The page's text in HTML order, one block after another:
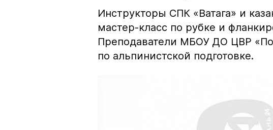
Инструкторы СПК «Ватага» и
мастер-класс по рубке и
Преподаватели МБОУ ДО ЦВР
по альпинистской подготовке.